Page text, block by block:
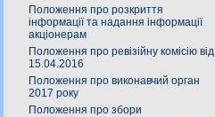
Положення про розкриття
інформації та надання інформації
акціонерам
Положення про ревізійну комісію від
15.04.2016
Положення про виконавчий орган
2017 року
Положення про збори